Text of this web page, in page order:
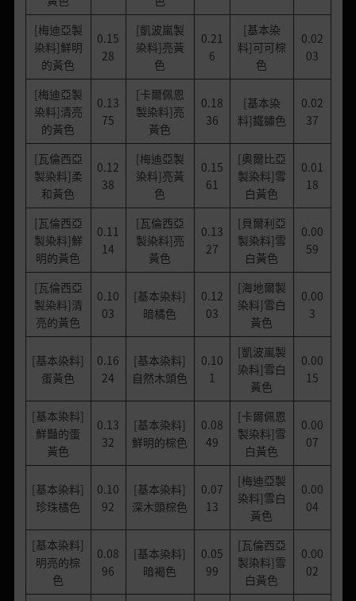
[梅迪亞製
染料]鮮明
的黃色
0.15
28
[凱波嵐製
染料]亮黃
色
0.21
6
[基本染
料]可可棕
色
0.02
03
[梅迪亞製
染料]清亮
的黃色
0.13
75
[卡爾佩恩
製染料]亮
黃色
0.18
36
[基本染
料]鐵鏽色
0.02
37
[瓦倫西亞
製染料]柔
和黃色
0.12
38
[梅迪亞製
染料]亮黃
色
0.15
61
[奧爾比亞
製染料]雪
白黃色
0.01
18
[瓦倫西亞
製染料]鮮
明的黃色
0.11
14
[瓦倫西亞
製染料]亮
黃色
0.13
27
[貝爾利亞
製染料]雪
白黃色
0.00
59
[瓦倫西亞
製染料]清
亮的黃色
0.10
03
[基本染料]
暗橘色
0.12
03
[海地爾製
染料]雪白
黃色
0.00
3
[基本染料]
蛋黃色
0.16
24
[基本染料]
自然木頭色
0.10
1
[凱波嵐製
染料]雪白
黃色
0.00
15
[基本染料]
鮮豔的蛋
黃色
0.13
32
[基本染料]
鮮明的棕色
0.08
49
[卡爾佩恩
製染料]雪
白黃色
0.00
07
[基本染料]
珍珠橘色
0.10
92
[基本染料]
深木頭棕色
0.07
13
[梅迪亞製
染料]雪白
黃色
0.00
04
[基本染料]
明亮的棕
色
0.08
96
[基本染料]
暗褐色
0.05
99
[瓦倫西亞
製染料]雪
白黃色
0.00
02